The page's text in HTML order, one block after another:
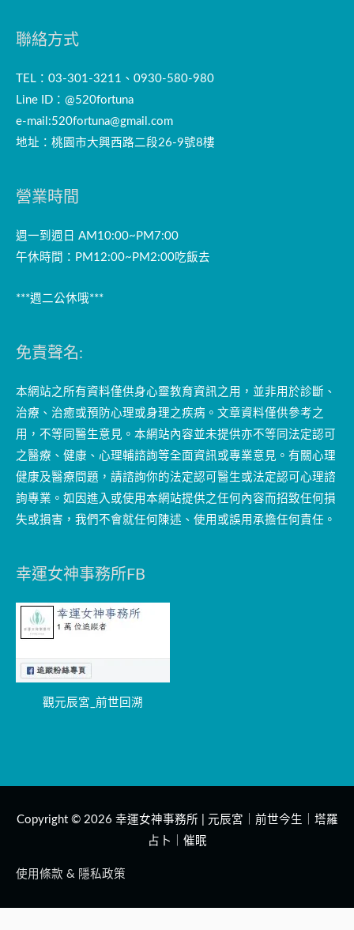
聯絡方式
TEL：03-301-3211、0930-580-980
Line ID：@520fortuna
e-mail:520fortuna@gmail.com
地址：桃園市大興西路二段26-9號8樓
營業時間
週一到週日 AM10:00~PM7:00
午休時間：PM12:00~PM2:00吃飯去
***週二公休哦***
免責聲名:
本網站之所有資料僅供身心靈教育資訊之用，並非用於診斷、
治療、治癒或預防心理或身理之疾病。文章資料僅供參考之
用，不等同醫生意見。本網站內容並未提供亦不等同法定認可
之醫療、健康、心理輔諮詢等全面資訊或專業意見。有關心理
健康及醫療問題，請諮詢你的法定認可醫生或法定認可心理諮
詢專業。如因進入或使用本網站提供之任何內容而招致任何損
失或損害，我們不會就任何陳述、使用或誤用承擔任何責任。
幸運女神事務所FB
觀元辰宮_前世回溯
Copyright © 2026 幸運女神事務所 | 元辰宮｜前世今生｜塔羅
占卜｜催眠
使用條款 & 隱私政策